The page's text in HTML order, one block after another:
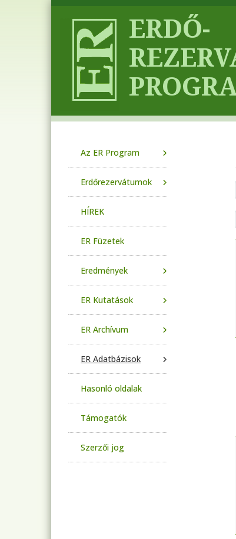
Az ER Program
Erdőrezervátumok
HÍREK
ER Füzetek
Eredmények
ER Kutatások
ER Archívum
ER Adatbázisok
Hasonló oldalak
Támogatók
Szerzői jog